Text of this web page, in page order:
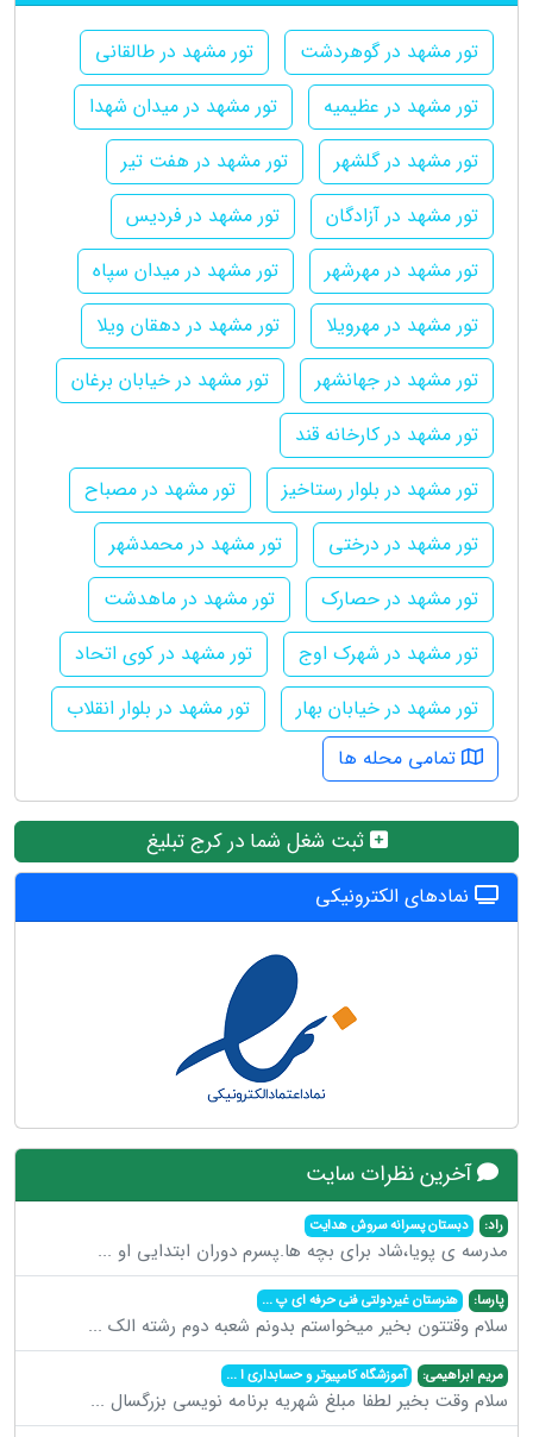
تور مشهد در گوهردشت
تور مشهد در طالقانی
تور مشهد در عظیمیه
تور مشهد در میدان شهدا
تور مشهد در گلشهر
تور مشهد در هفت تیر
تور مشهد در آزادگان
تور مشهد در فردیس
تور مشهد در مهرشهر
تور مشهد در میدان سپاه
تور مشهد در مهرویلا
تور مشهد در دهقان ویلا
تور مشهد در جهانشهر
تور مشهد در خیابان برغان
تور مشهد در کارخانه قند
تور مشهد در بلوار رستاخیز
تور مشهد در مصباح
تور مشهد در درختی
تور مشهد در محمدشهر
تور مشهد در حصارک
تور مشهد در ماهدشت
تور مشهد در شهرک اوج
تور مشهد در کوی اتحاد
تور مشهد در خیابان بهار
تور مشهد در بلوار انقلاب
تمامی محله ها
ثبت شغل شما در کرج تبلیغ
نمادهای الکترونیکی
آخرین نظرات سایت
راد: دبستان پسرانه سروش هدایت
مدرسه ی پویا،شاد برای بچه ها.پسرم دوران ابتدایی او ...
پارسا: هنرستان غیردولتی فنی حرفه ای پ...
سلام وقتتون بخیر میخواستم بدونم شعبه دوم رشته الک ...
مریم ابراهیمی: آموزشگاه کامپیوتر و حسابداری ا...
سلام وقت بخیر لطفا مبلغ شهریه برنامه نویسی بزرگسال ...